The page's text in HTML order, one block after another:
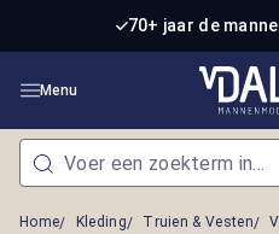
Ga naar de hoofdinhoud
70+ jaar de
Menu
Home Kleding Truien & Vesten